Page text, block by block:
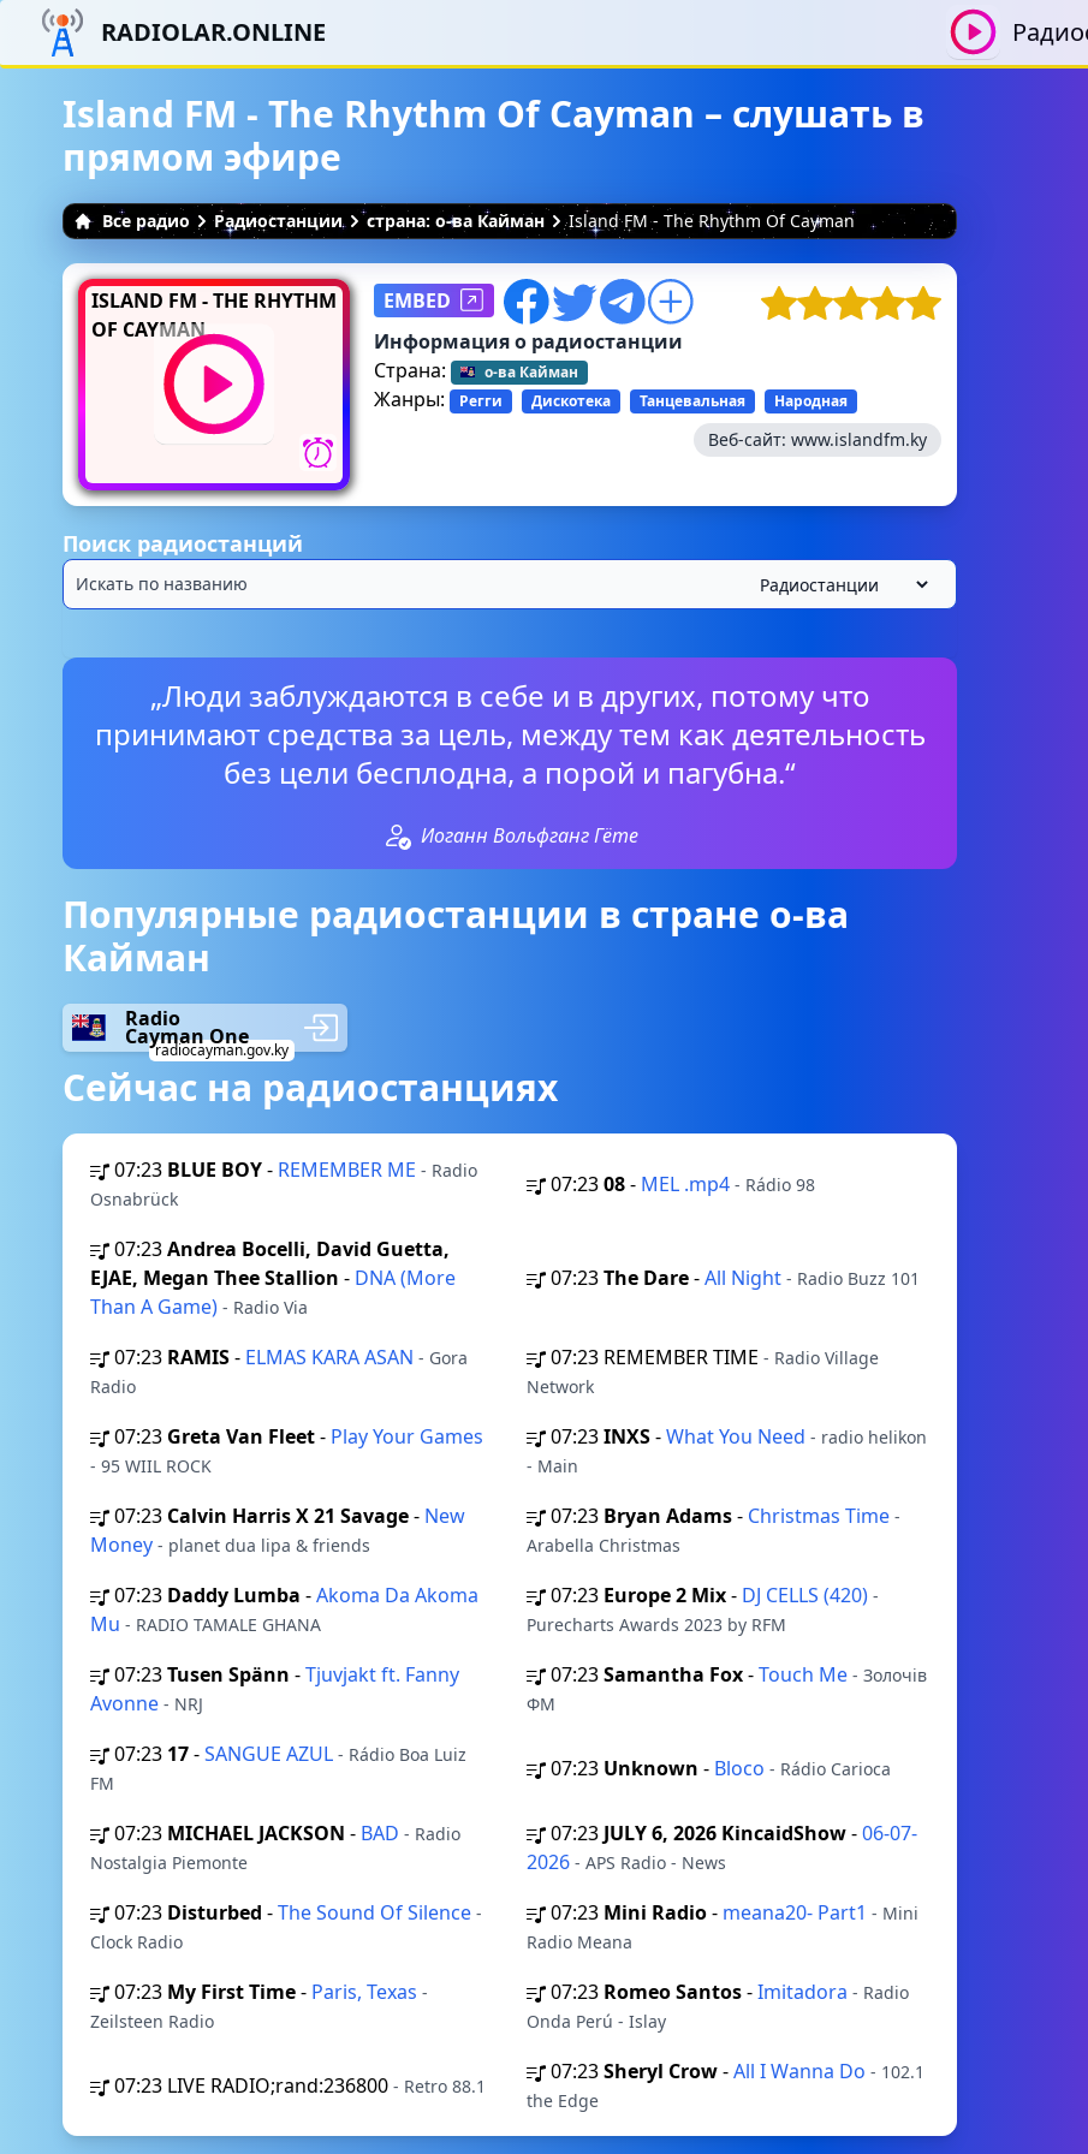
RADIOLAR.ONLINE
Island FM - The Rhythm Of Cayman – слушать в
прямом эфире
Все радио Радиостанции страна: о-ва Кайман Island FM - The Rhythm Of Cayman
ISLAND FM - THE RHYTHM
OF CAYMAN
EMBED
Информация о радиостанции
Страна:
о-ва Кайман
Жанры: Регги Дискотека Танцевальная Народная
Веб-сайт: www.islandfm.ky
Поиск радиостанций
„Люди заблуждаются в себе и в других, потому что
принимают средства за цель, между тем как деятельность
без цели бесплодна, а порой и пагубна.“
Иоганн Вольфганг Гёте
Популярные радиостанции в стране о-ва
Кайман
Radio
Cayman One
radiocayman.gov.ky
Сейчас на радиостанциях
07:23 BLUE BOY- REMEMBER ME - Radio
Osnabrück
07:2308- MEL .mp4 - Rádio 98
07:23Andrea Bocelli, David Guetta,
EJAE, Megan Thee Stallion - DNA (More
Than A Game) - Radio Via
07:23The Dare-All Night - Radio Buzz 101
07:23 RAMIS- ELMAS KARA ASAN - Gora
Radio
07:23 REMEMBER TIME - Radio Village
Network
07:23 Greta Van Fleet- Play Your Games
- 95 WIIL ROCK
07:23INXS-What You Need - radio helikon
- Main
07:23 Calvin Harris X 21 Savage- New
Money - planet dua lipa & friends
07:23 Bryan Adams- Christmas Time -
Arabella Christmas
07:23 Daddy Lumba -Akoma Da Akoma
Mu - RADIO TAMALE GHANA
07:23 Europe 2 Mix- DJ CELLS (420) -
Purecharts Awards 2023 by RFM
07:23Tusen Spänn -Tjuvjakt ft. Fanny
Avonne - NRJ
07:23Samantha Fox-Touch Me - Золочів
ФМ
07:23 17-SANGUE AZUL - Rádio Boa Luiz
FM
07:23 Unknown - Bloco - Rádio Carioca
07:23 MICHAEL JACKSON - BAD - Radio
Nostalgia Piemonte
07:23 JULY 6, 2026 KincaidShow-06-07-
2026 - APS Radio - News
07:23 Disturbed -The Sound Of Silence -
Clock Radio
07:23 Mini Radio- meana20- Part1 - Mini
Radio Meana
07:23 My First Time- Paris, Texas -
Zeilsteen Radio
07:23 Romeo Santos-Imitadora - Radio
Onda Perú - Islay
07:23 LIVE RADIO;rand:236800 - Retro 88.1
07:23Sheryl Crow-All I Wanna Do - 102.1
the Edge